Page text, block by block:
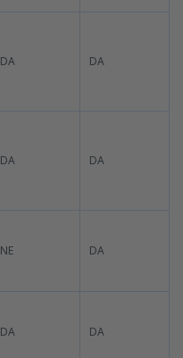
DA DA
DA DA
NE DA
DA DA